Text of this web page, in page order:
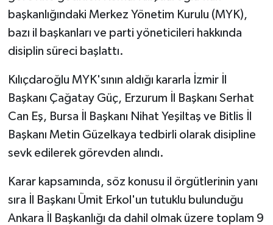
başkanlığındaki Merkez Yönetim Kurulu (MYK),
bazı il başkanları ve parti yöneticileri hakkında
disiplin süreci başlattı.
Kılıçdaroğlu MYK'sının aldığı kararla İzmir İl
Başkanı Çağatay Güç, Erzurum İl Başkanı Serhat
Can Eş, Bursa İl Başkanı Nihat Yeşiltaş ve Bitlis İl
Başkanı Metin Güzelkaya tedbirli olarak disipline
sevk edilerek görevden alındı.
Karar kapsamında, söz konusu il örgütlerinin yanı
sıra İl Başkanı Ümit Erkol'un tutuklu bulunduğu
Ankara İl Başkanlığı da dahil olmak üzere toplam 9